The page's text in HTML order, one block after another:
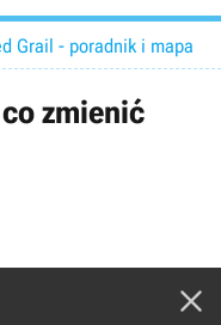
Grail - poradnik i mapa
zmienić
